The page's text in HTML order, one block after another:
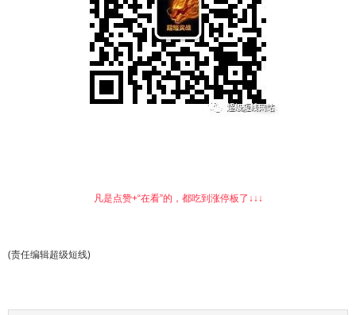
凡是点赞+“在看”的，都吃到涨停板了↓↓↓
(责任编辑超级短线)